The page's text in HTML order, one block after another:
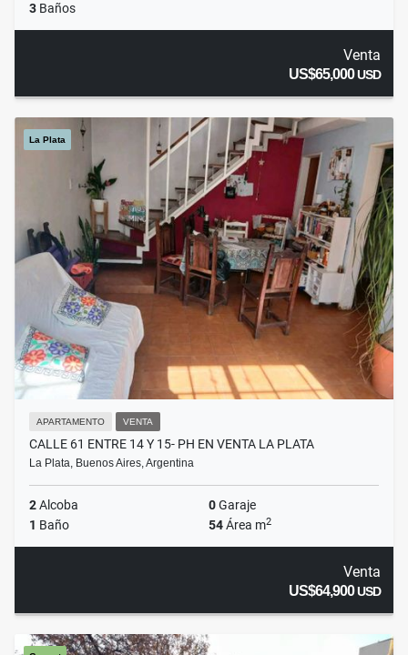
3 Baños
Venta
US$65,000USD
La Plata
APARTAMENTO VENTA
CALLE 61 ENTRE 14 Y 15- PH EN VENTA LA PLATA
La Plata, Buenos Aires, Argentina
2Alcoba 0Garaje
1 Baño 54Área m2
Venta
US$64,900USD